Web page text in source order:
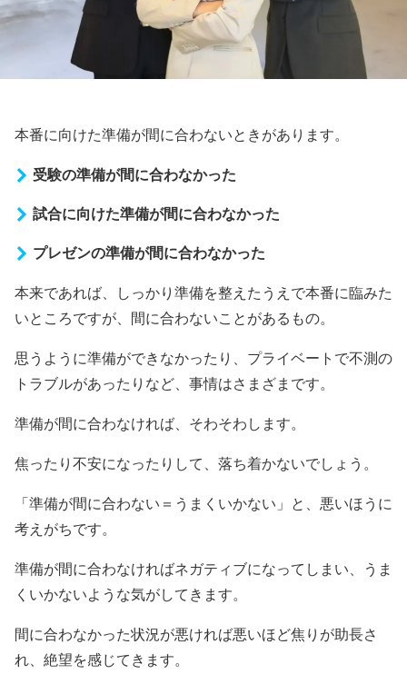
本番に向けた準備が間に合わないときがあります。
受験の準備が間に合わなかった
試合に向けた準備が間に合わなかった
プレゼンの準備が間に合わなかった
本来であれば、しっかり準備を整えたうえで本番に臨みた
いところですが、間に合わないことがあるもの。
思うように準備ができなかったり、プライベートで不測の
トラブルがあったりなど、事情はさまざまです。
準備が間に合わなければ、そわそわします。
焦ったり不安になったりして、落ち着かないでしょう。
「準備が間に合わない＝うまくいかない」と、悪いほうに
考えがちです。
準備が間に合わなければネガティブになってしまい、うま
くいかないような気がしてきます。
間に合わなかった状況が悪ければ悪いほど焦りが助長さ
れ、絶望を感じてきます。